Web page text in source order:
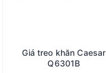
Giá treo khăn Caesar
Q6301B